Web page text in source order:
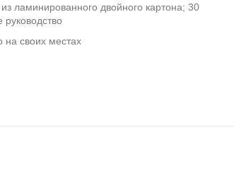
ламинированного двойного картона; 30
своих местах